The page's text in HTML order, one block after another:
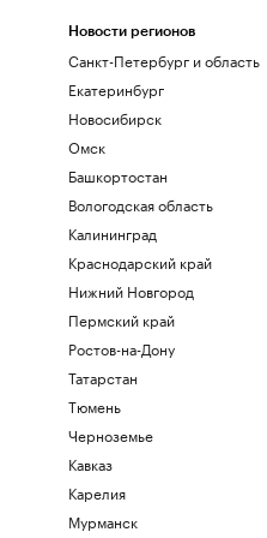
Новости регионов
Санкт-Петербург и область
Екатеринбург
Новосибирск
Омск
Башкортостан
Вологодская область
Калининград
Краснодарский край
Нижний Новгород
Пермский край
Ростов-на-Дону
Татарстан
Тюмень
Черноземье
Кавказ
Карелия
Мурманск